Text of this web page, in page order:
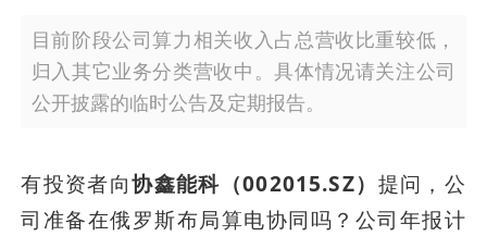
目前阶段公司算力相关收入占总营收比重较低，
归入其它业务分类营收中。具体情况请关注公司
公开披露的临时公告及定期报告。
有投资者向协鑫能科（002015.SZ） 提问，公
司准备在俄罗斯布局算电协同吗？公司年报计